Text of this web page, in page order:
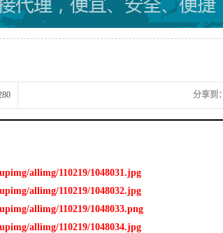
分享到：
allimg/110219/1048031.jpg
allimg/110219/1048032.jpg
allimg/110219/1048033.png
allimg/110219/1048034.jpg